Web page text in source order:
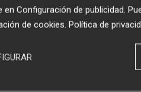
y afrontar
que contribuye a
la actividad
en Configuración de publicidad.
de cookies. Política de